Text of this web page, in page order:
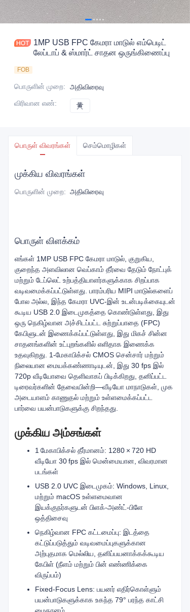
1MP USB FPC கேமரா மாடுல் எம்பெடிட்
லேப்டாப் & ஸ்மார்ட் சாதன ஒருங்கிணைப்பு
FOB
பொருளின் முறை:
அதிவிரைவு
விரிவான எண்: 黄
பொருள் விவரங்கள் செம்மொழிகள்
முக்கிய விவரங்கள்
பொருளின் முறை: அதிவிரைவு
பொருள் விளக்கம்
எங்கள் 1MP USB FPC கேமரா மாடுல், குறுகிய,
குறைந்த அளவிலான வெப்காம் தீர்வை தேடும் நோட்புக்
மற்றும் டேப்லெட் உற்பத்தியாளர்களுக்காக சிறப்பாக
வடிவமைக்கப்பட்டுள்ளது. பாரம்பரிய MIPI மாடுல்களைப்
போல அல்ல, இந்த கேமரா UVC-இன் உடன்படிக்கையுடன்
கூடிய USB 2.0 இடைமுகத்தை கொண்டுள்ளது, இது
ஒரு நெகிழ்வான அச்சிடப்பட்ட சுற்றுப்பாதை (FPC)
கேபிளுடன் இணைக்கப்பட்டுள்ளது, இது மிகச் சின்ன
சாதனங்களின் உட்புறங்களில் எளிதாக இணைக்க
உதவுகிறது. 1-மேகாபிக்சல் CMOS சென்சார் மற்றும்
நிலையான மையக்கண்ணாடியுடன், இது 30 fps இல்
720p வீடியோவை தெளிவாகப் பிடிக்கிறது, தனிப்பட்ட
டிரைவர்களின் தேவையின்றி—வீடியோ மாநாடுகள், முக
அடையாளம் காணுதல் மற்றும் உள்ளமைக்கப்பட்ட
பார்வை பயன்பாடுகளுக்கு சிறந்தது.
முக்கிய அம்சங்கள்
1 மேகாபிக்சல் தீர்மானம்: 1280 × 720 HD
வீடியோ 30 fps இல் மென்மையான, விவரமான
படங்கள்
USB 2.0 UVC இடைமுகம்: Windows, Linux,
மற்றும் macOS உள்ளமைவான
இயக்குநர்களுடன் பிளக்-அண்ட்-பிளே
ஒத்திசைவு
நெகிழ்வான FPC கட்டமைப்பு: இடத்தை
கட்டுப்படுத்தும் வடிவமைப்புகளுக்கான
அற்புதமாக மெல்லிய, தனிப்பயனாக்கக்கூடிய
கேபிள் (நீளம் மற்றும் பின் எண்ணிக்கை
விருப்பம்)
Fixed‑Focus Lens: பயனர் எதிர்கொள்ளும்
பயன்பாடுகளுக்காக உகந்த 79° பரந்த காட்சி